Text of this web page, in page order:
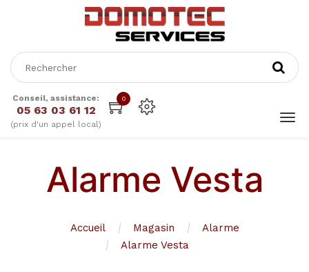
Conseil, assistance:
05 63 03 61 12
(prix d'un appel local)
0
Alarme Vesta
Accueil Magasin
Alarme
Alarme Vesta